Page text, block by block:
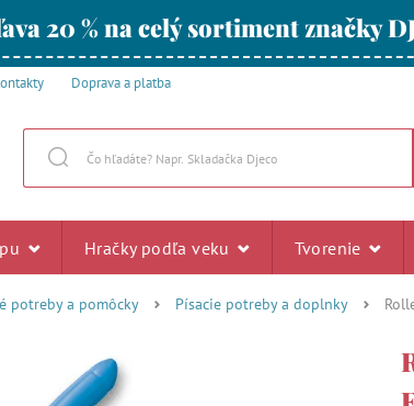
20 % na celý sortiment značky
Doprava a platba
Hračky podľa veku Tvorenie
potreby a pomôcky Písacie potreby a doplnky